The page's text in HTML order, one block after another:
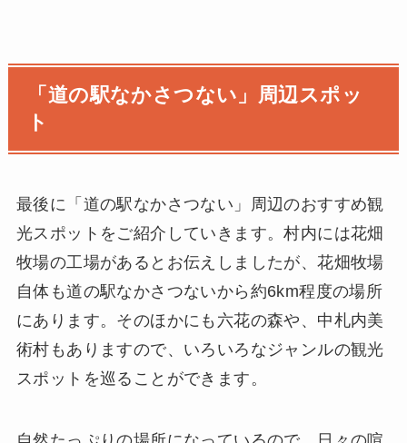
「道の駅なかさつない」周辺スポッ
ト
最後に「道の駅なかさつない」周辺のおすすめ観
光スポットをご紹介していきます。村内には花畑
牧場の工場があるとお伝えしましたが、花畑牧場
自体も道の駅なかさつないから約6km程度の場所
にあります。そのほかにも六花の森や、中札内美
術村もありますので、いろいろなジャンルの観光
スポットを巡ることができます。